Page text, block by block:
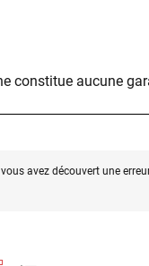
constitue aucune
avez découvert une